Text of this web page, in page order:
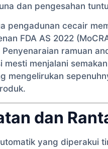
dan pengesahan
pengadunan cecair
FDA AS 2022
ramuan
menjalani
mengelirukan
dan
yang diperakui